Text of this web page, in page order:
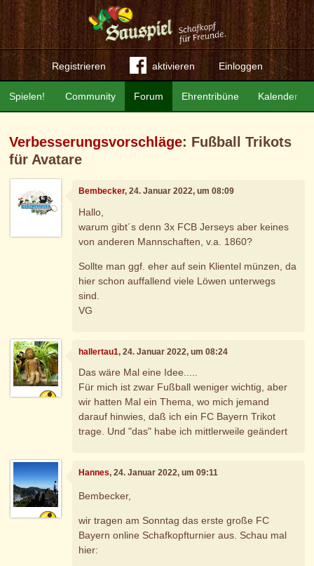
Registrieren aktivieren Einloggen
Community Forum Ehrentribüne Kalender
Spielen!
Verbesserungsvorschläge: Fußball Trikots
für Avatare
Bembecker, 24. Januar 2022, um 08:09
Hallo,
warum gibt´s denn 3x FCB Jerseys aber keines
von anderen Mannschaften, v.a. 1860?
Sollte man ggf. eher auf sein Klientel münzen, da
hier schon auffallend viele Löwen unterwegs
sind.
VG
hallertau1, 24. Januar 2022, um 08:24
Das wäre Mal eine Idee.....
Für mich ist zwar Fußball weniger wichtig, aber
wir hatten Mal ein Thema, wo mich jemand
darauf hinwies, daß ich ein FC Bayern Trikot
trage. Und "das" habe ich mittlerweile geändert
Hannes, 24. Januar 2022, um 09:11
Bembecker,
wir tragen am Sonntag das erste große FC
Bayern online Schafkopfturnier aus. Schau mal
hier: